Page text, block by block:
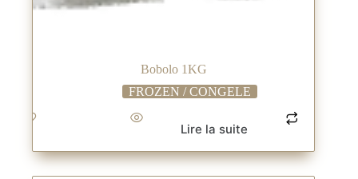
Bobolo 1KG
FROZEN / CONGELE
Lire la suite